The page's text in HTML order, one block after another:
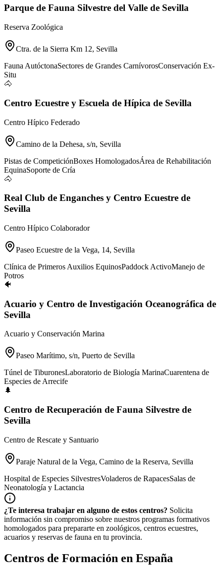
Parque de Fauna Silvestre del Valle de Sevilla
Reserva Zoológica
Ctra. de la Sierra Km 12, Sevilla
Fauna AutóctonaSectores de Grandes CarnívorosConservación Ex-
Situ
🐴
Centro Ecuestre y Escuela de Hípica de Sevilla
Centro Hípico Federado
Camino de la Dehesa, s/n, Sevilla
Pistas de CompeticiónBoxes HomologadosÁrea de Rehabilitación
EquinaSoporte de Cría
🐴
Real Club de Enganches y Centro Ecuestre de
Sevilla
Centro Hípico Colaborador
Paseo Ecuestre de la Vega, 14, Sevilla
Clínica de Primeros Auxilios EquinosPaddock ActivoManejo de
Potros
🐠
Acuario y Centro de Investigación Oceanográfica de
Sevilla
Acuario y Conservación Marina
Paseo Marítimo, s/n, Puerto de Sevilla
Túnel de TiburonesLaboratorio de Biología MarinaCuarentena de
Especies de Arrecife
🌲
Centro de Recuperación de Fauna Silvestre de
Sevilla
Centro de Rescate y Santuario
Paraje Natural de la Vega, Camino de la Reserva, Sevilla
Hospital de Especies SilvestresVoladeros de RapacesSalas de
Neonatología y Lactancia
¿Te interesa trabajar en alguno de estos centros? Solicita
información sin compromiso sobre nuestros programas formativos
homologados para prepararte en zoológicos, centros ecuestres,
acuarios y reservas de fauna en tu provincia.
Centros de Formación en España